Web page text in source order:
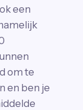
een
om te
en ben je